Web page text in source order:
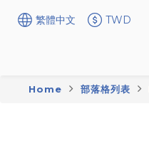
繁體中文 TWD
Home 部落格列表